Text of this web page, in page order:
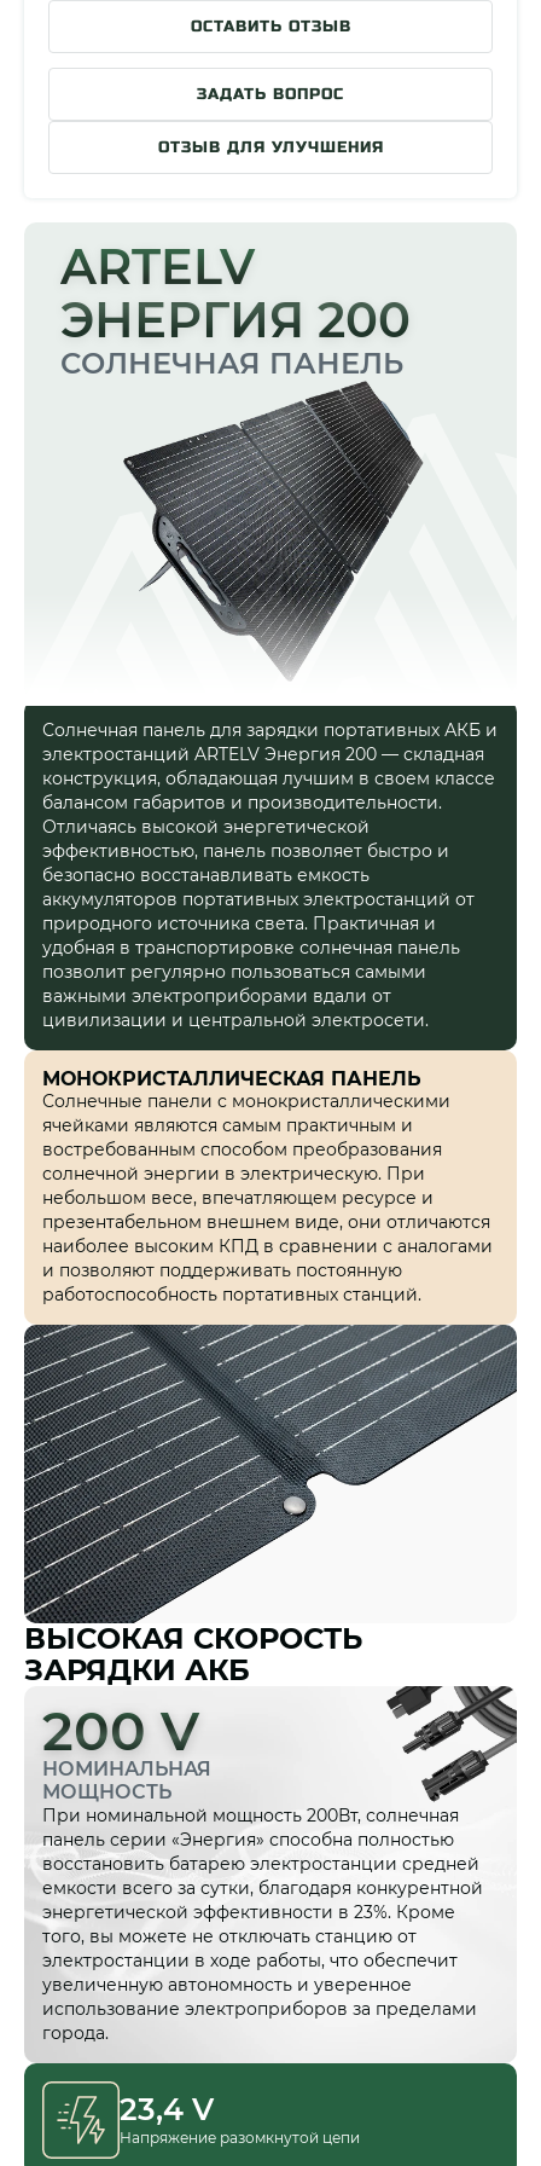
ОСТАВИТЬ ОТЗЫВ
ЗАДАТЬ ВОПРОС
ОТЗЫВ ДЛЯ УЛУЧШЕНИЯ
ARTELV
ЭНЕРГИЯ 200
СОЛНЕЧНАЯ ПАНЕЛЬ
Солнечная панель для зарядки портативных АКБ и
электростанций ARTELV Энергия 200 — складная
конструкция, обладающая лучшим в своем классе
балансом габаритов и производительности.
Отличаясь высокой энергетической
эффективностью, панель позволяет быстро и
безопасно восстанавливать емкость
аккумуляторов портативных электростанций от
природного источника света. Практичная и
удобная в транспортировке солнечная панель
позволит регулярно пользоваться самыми
важными электроприборами вдали от
цивилизации и центральной электросети.
МОНОКРИСТАЛЛИЧЕС КАЯ ПАНЕЛЬ
Солнечные панели с монокристаллическими
ячейками являются самым практичным и
востребованным способом преобразования
солнечной энергии в электрическую. При
небольшом весе, впечатляющем ресурсе и
презентабельном внешнем виде, они отличаются
наиболее высоким КПД в сравнении с аналогами
и позволяют поддерживать постоянную
работоспособность портативных станций.
ВЫСОКАЯ СКОРОСТЬ
ЗАРЯДКИ АКБ
23,4 V
Напряжение разомкнутой цепи
200 V
НОМИНАЛЬНАЯ
МОЩНОСТЬ
При номинальной мощность 200Вт, солнечная
панель серии «Энергия» способна полностью
восстановить батарею электростанции средней
емкости всего за сутки, благодаря конкурентной
энергетической эффективности в 23%. Кроме
того, вы можете не отключать станцию от
электростанции в ходе работы, что обеспечит
увеличенную автономность и уверенное
использование электроприборов за пределами
города.
Читать далее